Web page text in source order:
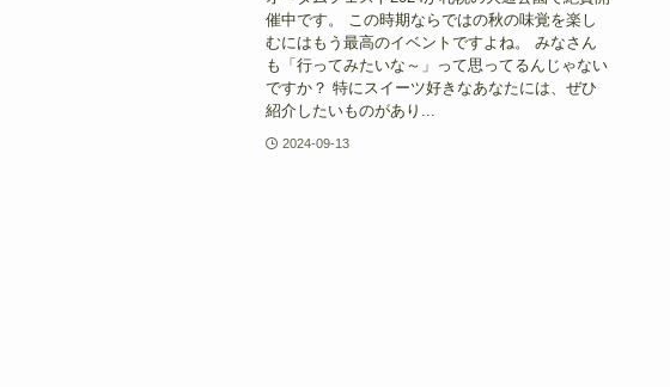
催中です。 この時期ならではの秋の味覚を楽し
むにはもう最高のイベントですよね。 みなさん
も「行ってみたいな～」って思ってるんじゃない
ですか？ 特にスイーツ好きなあなたには、ぜひ
紹介したいものがあり...
2024-09-13